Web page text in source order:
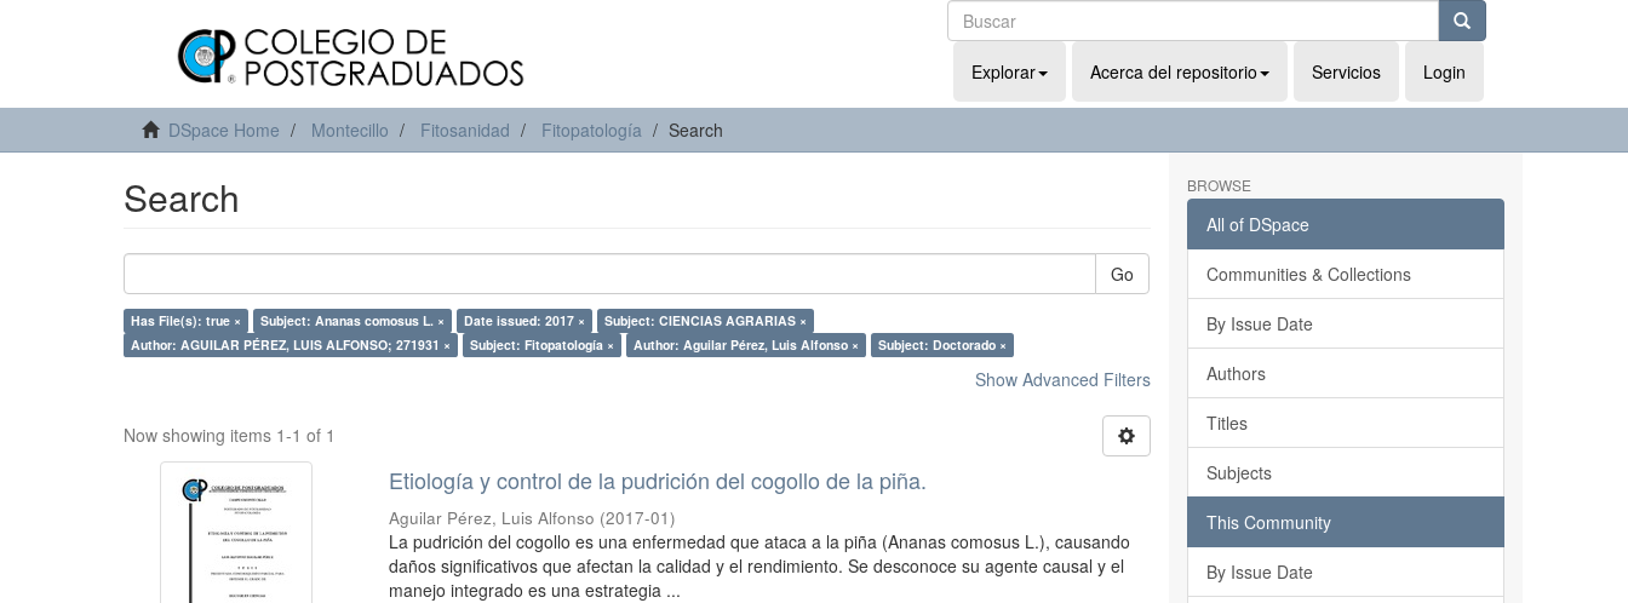
Explorar Acerca del repositorio Servicios Login
DSpace Home Montecillo Fitosanidad Fitopatología Search
Search
Go
Has File(s): true × Subject: Ananas comosus L. × Date issued: 2017 ×
Subject: CIENCIAS AGRARIAS ×
Author: AGUILAR PÉREZ, LUIS ALFONSO; 271931 ×
Subject: Fitopatología × Author: Aguilar Pérez, Luis Alfonso × Subject: Doctorado ×
Show Advanced Filters
Now showing items 1-1 of 1
Etiología y control de la pudrición del cogollo de la piña.
Aguilar Pérez, Luis Alfonso (2017-01)
La pudrición del cogollo es una enfermedad que ataca a la piña (Ananas comosus L.), causando
daños significativos que afectan la calidad y el rendimiento. Se desconoce su agente causal y el
manejo integrado es una estrategia ...
BROWSE
All of DSpace
Communities & Collections
By Issue Date
Authors
Titles
Subjects
This Community
By Issue Date